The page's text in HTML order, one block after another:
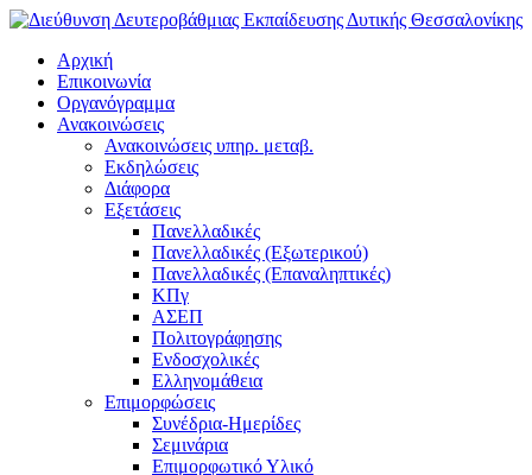
Αρχική
Επικοινωνία
Οργανόγραμμα
Ανακοινώσεις
Ανακοινώσεις υπηρ. μεταβ.
Εκδηλώσεις
Διάφορα
Εξετάσεις
Πανελλαδικές
Πανελλαδικές (Εξωτερικού)
Πανελλαδικές (Επαναληπτικές)
ΚΠγ
ΑΣΕΠ
Πολιτογράφησης
Ενδοσχολικές
Ελληνομάθεια
Επιμορφώσεις
Συνέδρια-Ημερίδες
Σεμινάρια
Επιμορφωτικό Υλικό